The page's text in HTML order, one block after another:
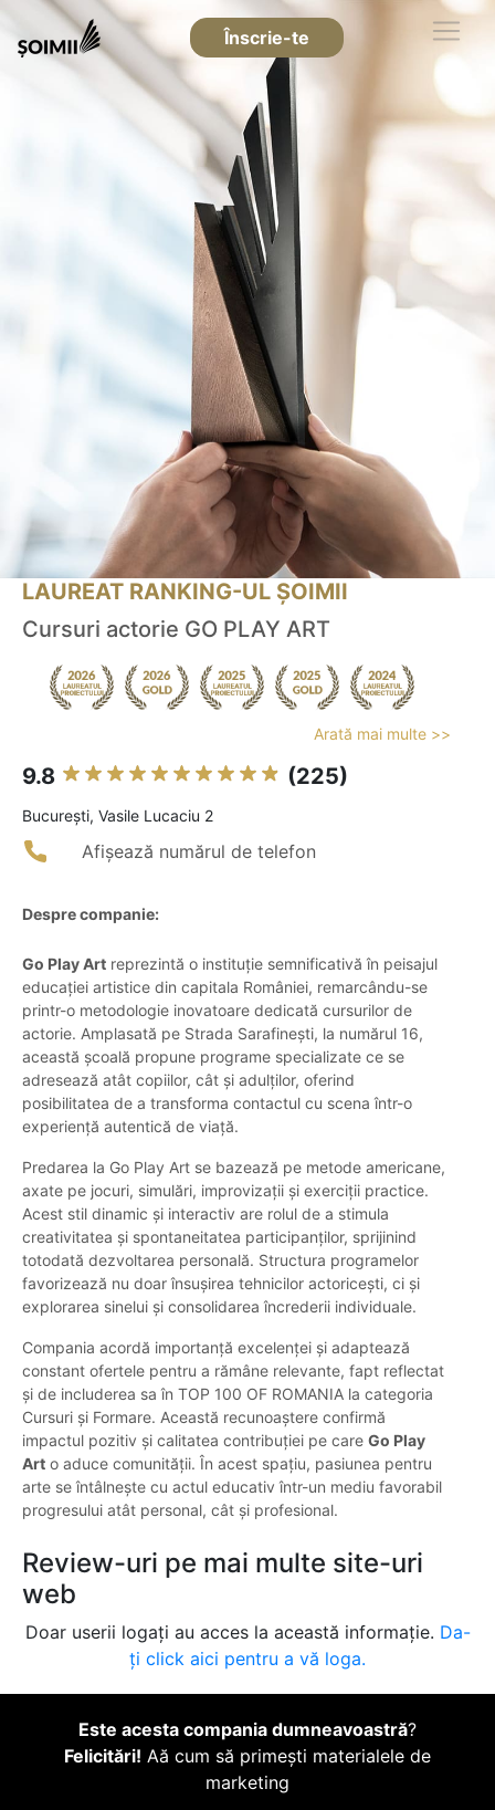
Înscrie-te
LAUREAT RANKING-UL ȘOIMII
Cursuri actorie GO PLAY ART
Arată mai multe >>
9.8 (225)
Bucureşti, Vasile Lucaciu 2
Afișează numărul de telefon
Despre companie:
Go Play Art reprezintă o instituție semnificativă în peisajul
educației artistice din capitala României, remarcându-se
printr-o metodologie inovatoare dedicată cursurilor de
actorie. Amplasată pe Strada Sarafinești, la numărul 16,
această școală propune programe specializate ce se
adresează atât copiilor, cât și adulților, oferind
posibilitatea de a transforma contactul cu scena într-o
experiență autentică de viață.
Predarea la Go Play Art se bazează pe metode americane,
axate pe jocuri, simulări, improvizații și exerciții practice.
Acest stil dinamic și interactiv are rolul de a stimula
creativitatea și spontaneitatea participanților, sprijinind
totodată dezvoltarea personală. Structura programelor
favorizează nu doar însușirea tehnicilor actoricești, ci și
explorarea sinelui și consolidarea încrederii individuale.
Compania acordă importanță excelenței și adaptează
constant ofertele pentru a rămâne relevante, fapt reflectat
și de includerea sa în TOP 100 OF ROMANIA la categoria
Cursuri și Formare. Această recunoaștere confirmă
impactul pozitiv și calitatea contribuției pe care Go Play
Art o aduce comunității. În acest spațiu, pasiunea pentru
arte se întâlnește cu actul educativ într-un mediu favorabil
progresului atât personal, cât și profesional.
Review-uri pe mai multe site-uri
web
Doar userii logați au acces la această informație. Da-
ți click aici pentru a vă loga.
Este acesta compania dumneavoastră?
Felicitări! Aă cum să primești materialele de
marketing